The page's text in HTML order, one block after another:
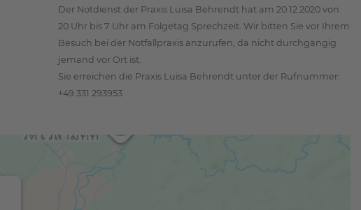
Der Notdienst der Praxis Luisa Behrendt hat am 20.12.2020 von
20 Uhr bis 7 Uhr am Folgetag Sprechzeit. Wir bitten Sie vor Ihrem
Besuch bei der Notfallpraxis anzurufen, da nicht durchgängig
jemand vor Ort ist.
Sie erreichen die Praxis Luisa Behrendt unter der Rufnummer:
+49 331 293953